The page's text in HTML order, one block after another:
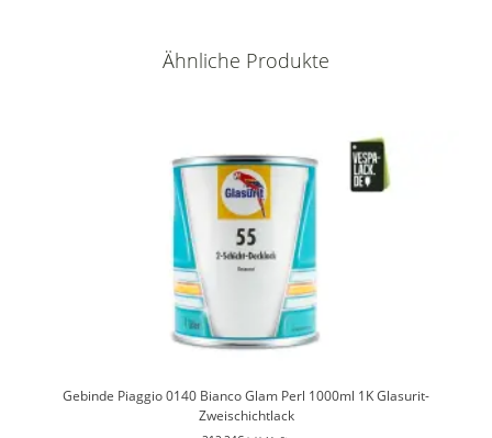
Ähnliche Produkte
Gebinde Piaggio 0140 Bianco Glam Perl 1000ml 1K Glasurit-
Zweischichtlack